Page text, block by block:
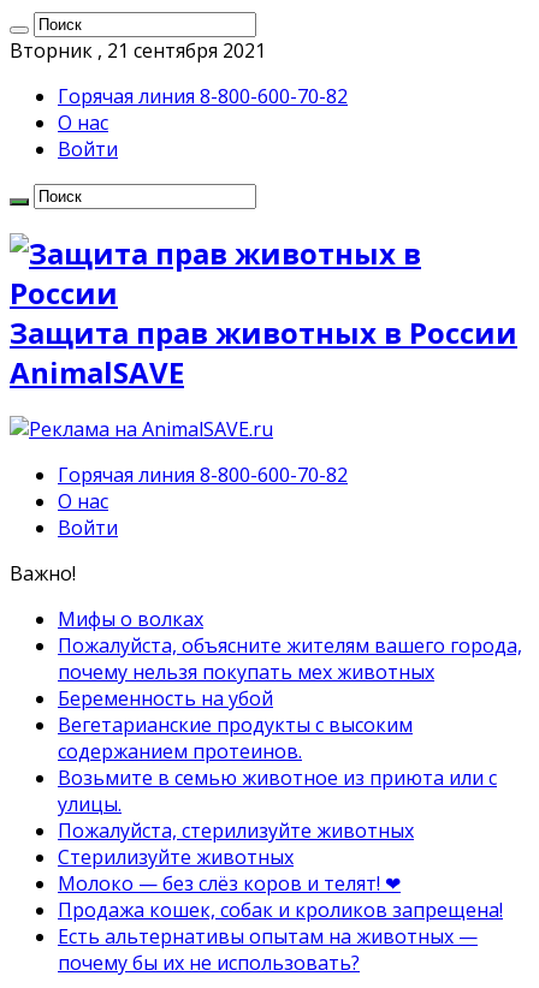
Вторник , 21 сентября 2021
Горячая линия 8-800-600-70-82
О нас
Войти
Защита прав животных в России
AnimalSAVE
Горячая линия 8-800-600-70-82
О нас
Войти
Важно!
Мифы о волках
Пожалуйста, объясните жителям вашего города,
почему нельзя покупать мех животных
Беременность на убой
Вегетарианские продукты с высоким
содержанием протеинов.
Возьмите в семью животное из приюта или с
улицы.
Пожалуйста, стерилизуйте животных
Стерилизуйте животных
Молоко — без слёз коров и телят! ❤
Продажа кошек, собак и кроликов запрещена!
Есть альтернативы опытам на животных —
почему бы их не использовать?